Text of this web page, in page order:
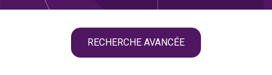
RECHERCHE AVANCÉE